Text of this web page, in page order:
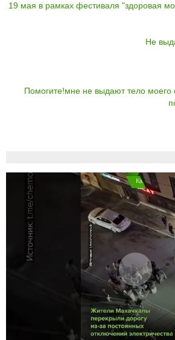
19 мая в рамках фестиваля "здоровая
Не
Помогите!мне не выдают тело моего